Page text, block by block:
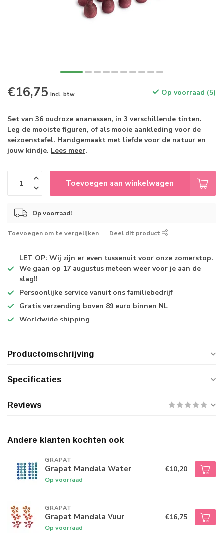
€16,75 Incl. btw Op voorraad (5)
Set van 36 oudroze ananassen, in 3 verschillende tinten.
Leg de mooiste figuren, of als mooie aankleding voor de
seizoenstafel. Handgemaakt met liefde voor de natuur en
jouw kindje. Lees meer.
Toevoegen aan winkelwagen
Op voorraad!
Toevoegen om te vergelijken Deel dit product
LET OP: Wij zijn er even tussenuit voor onze zomerstop.
We gaan op 17 augustus meteen weer voor je aan de
slag!!
Persoonlijke service vanuit ons familiebedrijf
Gratis verzending boven 89 euro binnen NL
Worldwide shipping
Productomschrijving
Specificaties
Reviews
Andere klanten kochten ook
GRAPAT
Grapat Mandala Water
Op voorraad
€10,20
GRAPAT
Grapat Mandala Vuur
Op voorraad
€16,75